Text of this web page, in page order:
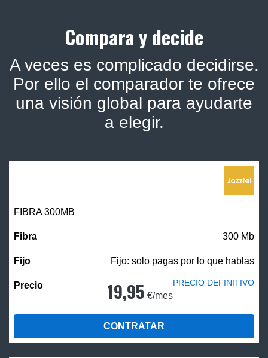
Compara y decide
A veces es complicado decidirse.
Por ello el comparador te ofrece
una visión global para ayudarte
a elegir.
FIBRA 300MB
300 Mb
Fijo: solo pagas por lo que hablas
19,95 €/mes
PRECIO DEFINITIVO
CONTRATAR